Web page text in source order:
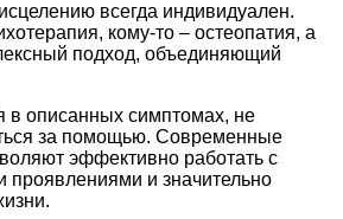
всегда индивидуален.
кому-то – остеопатия, а
подход, объединяющий
в описанных симптомах, не
за помощью. Современные
эффективно работать с
проявлениями и значительно